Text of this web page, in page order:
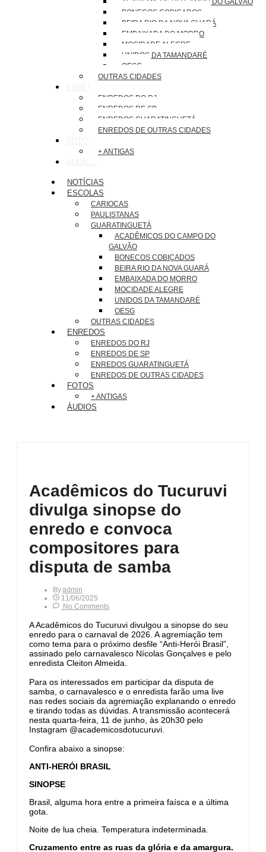
BONECOS COBIÇADOS
BEIRA RIO DA NOVA GUARÁ
EMBAIXADA DO MORRO
MOCIDADE ALEGRE
UNIDOS DA TAMANDARÉ
OESG
OUTRAS CIDADES
ENREDOS DO RJ
ENREDOS DE SP
ENREDOS GUARATINGUETÁ
ENREDOS DE OUTRAS CIDADES
+ ANTIGAS
NOTÍCIAS
ESCOLAS
CARIOCAS
PAULISTANAS
GUARATINGUETÁ
ACADÊMICOS DO CAMPO DO
GALVÃO
BONECOS COBIÇADOS
BEIRA RIO DA NOVA GUARÁ
EMBAIXADA DO MORRO
MOCIDADE ALEGRE
UNIDOS DA TAMANDARÉ
OESG
OUTRAS CIDADES
ENREDOS
ENREDOS DO RJ
ENREDOS DE SP
ENREDOS GUARATINGUETÁ
ENREDOS DE OUTRAS CIDADES
FOTOS
+ ANTIGAS
ÁUDIOS
Acadêmicos do Tucuruvi
divulga sinopse do
enredo e convoca
compositores para
disputa de samba
ByAdmin
11/06/2025
No Comments
A Acadêmicos do Tucuruvi divulgou a sinopse do seu
enredo para o carnaval de 2026. A agremiação tem
como tema para o próximo desfile “Anti-Herói Brasil”,
assinado pelo carnavalesco Nícolas Gonçalves e pelo
enredista Cleiton Almeida.
Para os interessados em participar da disputa de
samba, o carnavalesco e o enredista farão uma live
nas redes sociais da agremiação explanando o enredo
e tirando todas as dúvidas. A transmissão acontecerá
nesta quarta-feira, 11 de junho, às 20h30 pelo
Instagram @academicosdotucuruvi.
Confira abaixo a sinopse:
ANTI-HERÓI BRASIL
SINOPSE
Brasil, alguma hora entre a primeira faísca e a última
gota.
Noite de lua cheia. Temperatura indeterminada.
Cruzamento entre as ruas da glória e da amargura.